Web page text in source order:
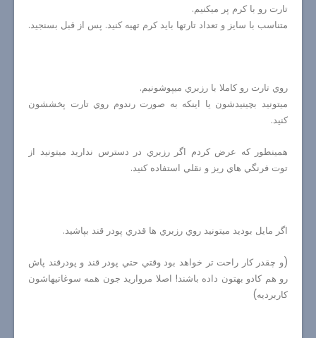
تارت رو با كرم پر ميكنيم.
متناسب با سايز و تعداد تارتها بايد كرم تهيه كنيد. پس از قبل بسنجيد.
روي تارت رو كاملا با رزبري ميپوشونيم.
ميتونيد بچينيدشون يا اينكه به صورت رندوم روي تارت پخششون
كنيد.
همينطور كه عرض كردم اگر رزبري در دسترس نداريد ميتونيد از
توت فرنگي هاي ريز و نقلي استفاده كنيد.
اگر مايل بوديد ميتونيد روي رزبري ها قدري پودر قند بپاشيد.
(و چقدر كار راحت تر خواهد بود وقتي حتي پودر قند و پودرقند پاش
رو هم كادو بهتون داده باشند! اصلا مرواريد جون همه سوغاتيهاشون
كاربرديه)